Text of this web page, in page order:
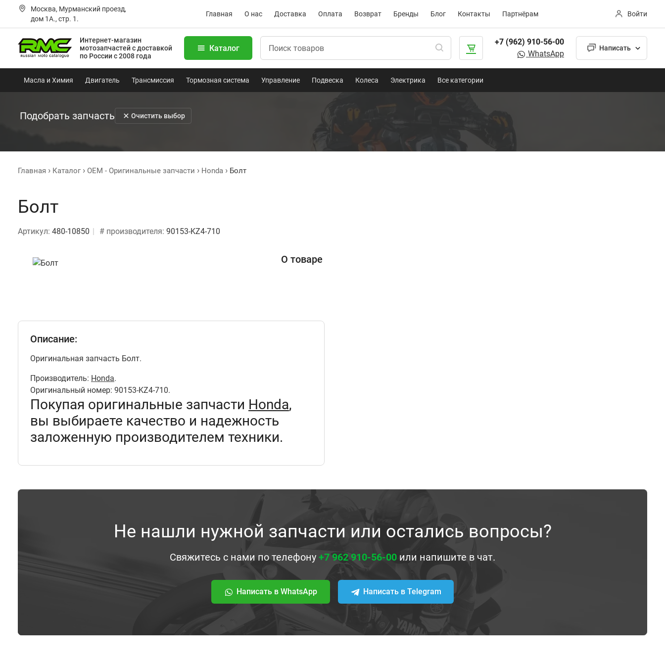
Москва, Мурманский проезд,
дом 1А., стр. 1.
Главная О нас Доставка Оплата Возврат Бренды Блог Контакты Партнёрам Войти
Интернет-магазин
мотозапчастейс доставкой
по России с 2008 года
Каталог
+7 (962) 910-56-00
WhatsApp
Написать
Масла и Химия Двигатель Трансмиссия Тормозная система Управление Подвеска Колеса Электрика Все категории
Подобрать запчасть Очистить выбор
Главная Каталог OEM - Оригинальные запчасти Honda Болт
Болт
Артикул: 480-10850 # производителя: 90153-KZ4-710
О товаре
Описание:
Оригинальная запчасть Болт.
Производитель: Honda.
Оригинальный номер: 90153-KZ4-710.
Покупая оригинальные запчасти Honda,
вы выбираете качество и надежность
заложенную производителем техники.
Не нашли нужной запчасти или остались вопросы?
Свяжитесь с нами по телефону +7 962 910-56-00 или напишите в чат.
Написать в WhatsApp Написать в Telegram